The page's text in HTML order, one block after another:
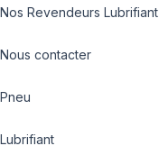
Nos Revendeurs Lubrifiant
Nous contacter
Pneu
Lubrifiant